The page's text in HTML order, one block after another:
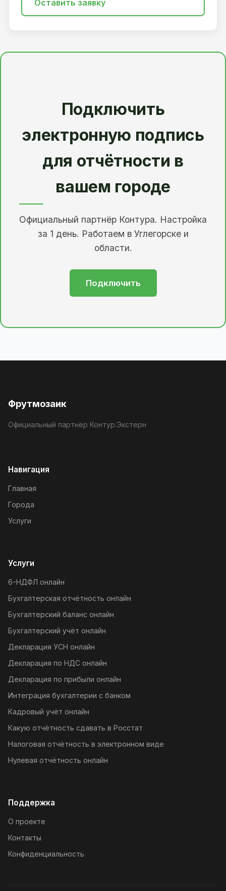
Оставить заявку
Подключить
электронную подпись
для отчётности в
вашем городе
Официальный партнёр Контура. Настройка
за 1 день. Работаем в Углегорске и
области.
Подключить
Фрутмозаик
Официальный партнёр Контур.Экстерн
Навигация
Главная
Города
Услуги
Услуги
6-НДФЛ онлайн
Бухгалтерская отчётность онлайн
Бухгалтерский баланс онлайн
Бухгалтерский учёт онлайн
Декларация УСН онлайн
Декларация по НДС онлайн
Декларация по прибыли онлайн
Интеграция бухгалтерии с банком
Кадровый учёт онлайн
Какую отчётность сдавать в Росстат
Налоговая отчётность в электронном виде
Нулевая отчётность онлайн
Поддержка
О проекте
Контакты
Конфиденциальность